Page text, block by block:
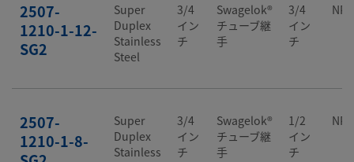
2507-
1210-1-12-
SG2
Super
Duplex
Stainless
Steel
3/4
イン
チ
Swagelok®
チューブ継
手
3/4
イン
チ
2507-
1210-1-8-
Super
Duplex
Stainless
3/4
イン
チ
Swagelok®
チューブ継
手
1/2
イン
チ